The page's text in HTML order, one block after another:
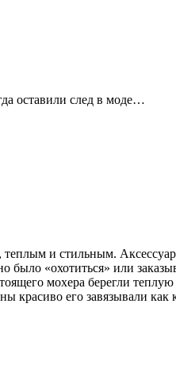
оставили след в моде…
и стильным.
«охотиться» или
мохера берегли
красиво его завязывали